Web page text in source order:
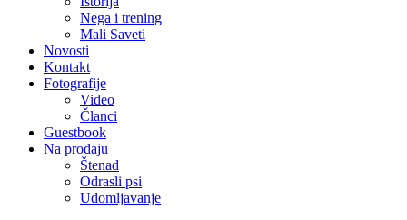
Nega i trening
Mali Saveti
Novosti
Kontakt
Fotografije
Video
Članci
Guestbook
Na prodaju
Štenad
Odrasli psi
Udomljavanje